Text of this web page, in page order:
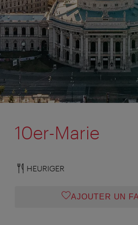
10er-Marie
HEURIGER
AJOUTER UN